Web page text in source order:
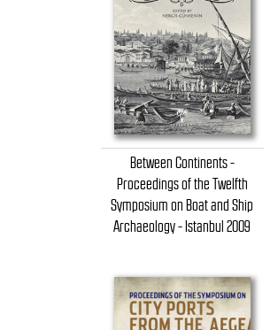
Between Continents -
Proceedings of the Twelfth
Symposium on Boat and Ship
Archaeology - Istanbul 2009